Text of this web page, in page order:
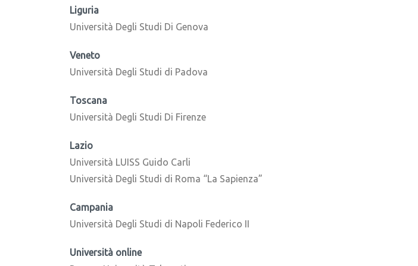
Liguria
Università Degli Studi Di Genova
Veneto
Università Degli Studi di Padova
Toscana
Università Degli Studi Di Firenze
Lazio
Università LUISS Guido Carli
Università Degli Studi di Roma “La Sapienza”
Campania
Università Degli Studi di Napoli Federico II
Università online